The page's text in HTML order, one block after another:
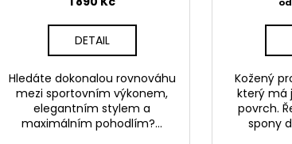
DETAIL
Hledáte dokonalou rovnováhu
mezi sportovním výkonem,
elegantním stylem a
maximálním pohodlím?...
Kožený
který má
povrch.
spony